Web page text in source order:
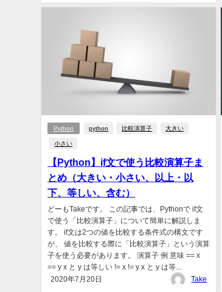
Python python 比較演算子 大きい
小さい
【Python】if文で使う比較演算子ま
とめ（大きい・小さい、以上・以
下、等しい、含む）
どーもTakeです。 この記事では、Pythonで if文
で使う「比較演算子」について簡単に解説しま
す。 if文は2つの値を比較する条件式の構文です
が、 値を比較する際に「比較演算子」という演算
子を使う必要があります。 演算子 例 意味 == x
== y x と y は等しい != x != y x と y は等...
2020年7月20日
Take